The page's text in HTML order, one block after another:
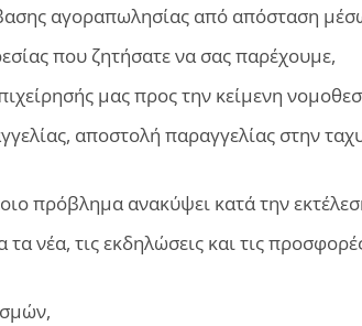
αγοραπωλησίας από απόσταση
που ζητήσατε να σας παρέχουμε,
μας προς την κείμενη
αποστολή παραγγελίας στην
πρόβλημα ανακύψει κατά την
νέα, τις εκδηλώσεις και τις